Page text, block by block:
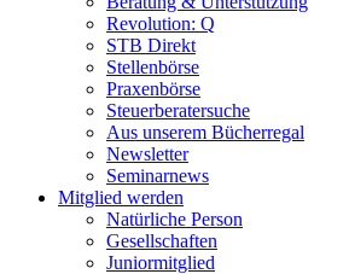
Revolution: Q
STB Direkt
Stellenbörse
Praxenbörse
Steuerberatersuche
Aus unserem Bücherregal
Newsletter
Seminarnews
Mitglied werden
Natürliche Person
Gesellschaften
Juniormitglied